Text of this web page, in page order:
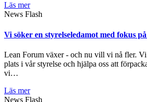
Läs mer
News Flash
Vi söker en styrelseledamot med fokus
Lean Forum växer - och nu vill vi nå fler.
plats i vår styrelse och hjälpa oss att
vi…
Läs mer
News Flash